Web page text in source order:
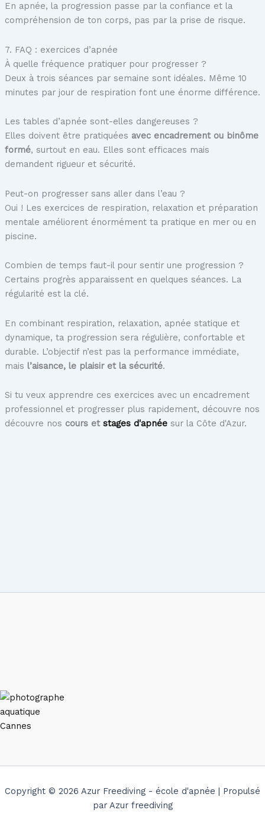
En apnée, la progression passe par la confiance et la
compréhension de ton corps, pas par la prise de risque.
7. FAQ : exercices d’apnée
À quelle fréquence pratiquer pour progresser ?
Deux à trois séances par semaine sont idéales. Même 10
minutes par jour de respiration font une énorme différence.
Les tables d’apnée sont-elles dangereuses ?
Elles doivent être pratiquées avec encadrement ou binôme
formé, surtout en eau. Elles sont efficaces mais
demandent rigueur et sécurité.
Peut-on progresser sans aller dans l’eau ?
Oui ! Les exercices de respiration, relaxation et préparation
mentale améliorent énormément ta pratique en mer ou en
piscine.
Combien de temps faut-il pour sentir une progression ?
Certains progrès apparaissent en quelques séances. La
régularité est la clé.
En combinant respiration, relaxation, apnée statique et
dynamique, ta progression sera régulière, confortable et
durable. L’objectif n’est pas la performance immédiate,
mais l’aisance, le plaisir et la sécurité.
Si tu veux apprendre ces exercices avec un encadrement
professionnel et progresser plus rapidement, découvre nos
découvre nos cours et stages d'apnéesur la Côte d'Azur.
Copyright © 2026 Azur Freediving - école d'apnée | Propulsé
par Azur freediving